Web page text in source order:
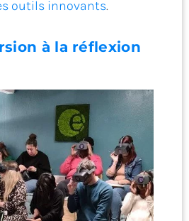
outils innovants.
à la réflexion